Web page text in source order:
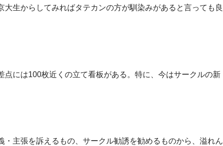
生からしてみればタテカンの方が馴染みがあると言っても良
点には100枚近くの立て看板がある。特に、今はサークルの新
・主張を訴えるもの、サークル勧誘を勧めるものから、溢れん